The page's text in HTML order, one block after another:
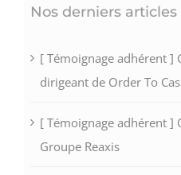
Nos derniers articles
[ Témoignage adhérent ]
dirigeant de Order To
[ Témoignage adhérent ]
Groupe Reaxis